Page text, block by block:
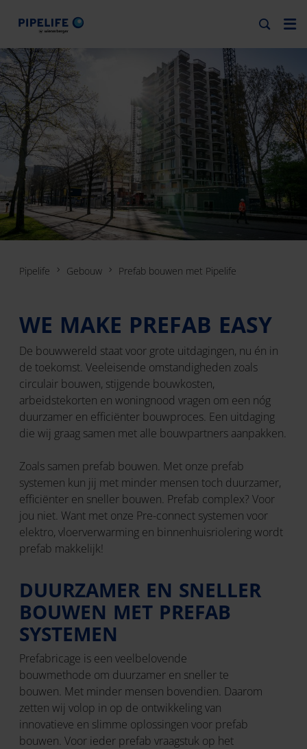
Pipelife Gebouw Prefab bouwen met Pipelife
WE MAKE PREFAB EASY
De bouwwereld staat voor grote uitdagingen, nu én in
de toekomst. Veeleisende omstandigheden zoals
circulair bouwen, stijgende bouwkosten,
arbeidstekorten en woningnood vragen om een nóg
duurzamer en efficiënter bouwproces. Een uitdaging
die wij graag samen met alle bouwpartners aanpakken.
Zoals samen prefab bouwen. Met onze prefab
systemen kun jij met minder mensen toch duurzamer,
efficiënter en sneller bouwen. Prefab complex? Voor
jou niet. Want met onze Pre-connect systemen voor
elektro, vloerverwarming en binnenhuisriolering wordt
prefab makkelijk!
DUURZAMER EN SNELLER
BOUWEN MET PREFAB
SYSTEMEN
Prefabricage is een veelbelovende
bouwmethode om duurzamer en sneller te
bouwen. Met minder mensen bovendien. Daarom
zetten wij volop in op de ontwikkeling van
innovatieve en slimme oplossingen voor prefab
bouwen. Voor ieder prefab vraagstuk op het